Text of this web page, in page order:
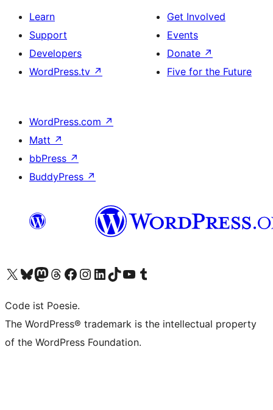
Learn
Support
Developers
WordPress.tv ↗
Get Involved
Events
Donate ↗
Five for the Future
WordPress.com ↗
Matt ↗
bbPress ↗
BuddyPress ↗
Visit our X (formerly Twitter) account
Visit our Bluesky account
Visit our Mastodon account
Visit our Threads account
Visit our Facebook page
Visit our Instagram account
Visit our LinkedIn account
Visit our TikTok account
Visit our YouTube channel
Visit our Tumblr account
Code ist Poesie.
The WordPress® trademark is the intellectual property
of the WordPress Foundation.